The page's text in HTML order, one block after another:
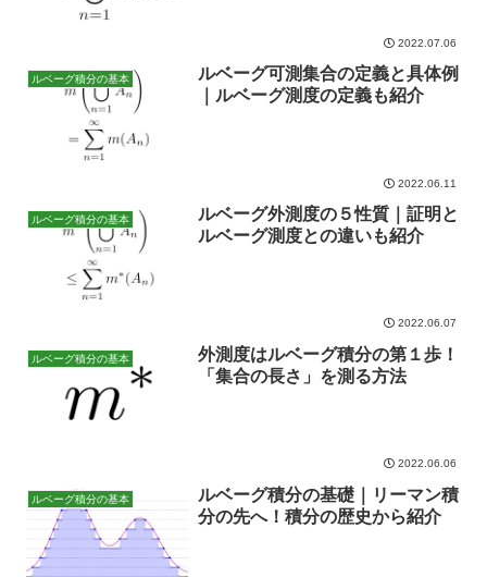
2022.07.06
ルベーグ積分の基本
ルベーグ可測集合の定義と具体例
｜ルベーグ測度の定義も紹介
2022.06.11
ルベーグ積分の基本
ルベーグ外測度の５性質｜証明と
ルベーグ測度との違いも紹介
2022.06.07
ルベーグ積分の基本
外測度はルベーグ積分の第１歩！
「集合の長さ」を測る方法
2022.06.06
ルベーグ積分の基本
ルベーグ積分の基礎｜リーマン積
分の先へ！積分の歴史から紹介